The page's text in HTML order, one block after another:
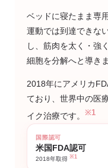
ベッドに寝たまま専
運動では到達できな
し、筋肉を太く・強
細胞を分解へと導きま
2018年にアメリカ
ており、世界中の医
イク治療です。 ※1
国際認可
米国FDA認可
2018年取得 ※1